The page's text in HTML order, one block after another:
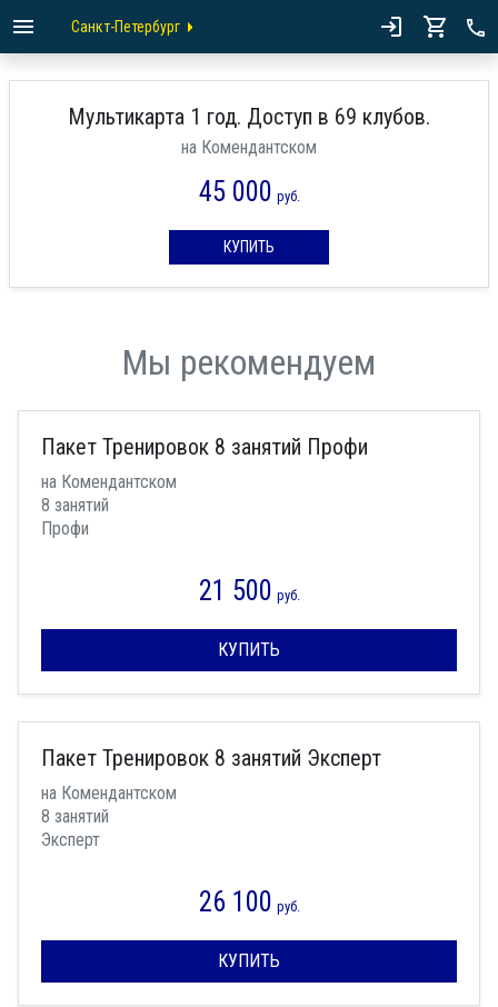
Санкт-Петербург
Мультикарта 1 год. Доступ в 69 клубов.
на Комендантском
45 000 руб.
КУПИТЬ
Мы рекомендуем
Пакет Тренировок 8 занятий Профи
на Комендантском
8 занятий
Профи
21 500 руб.
КУПИТЬ
Пакет Тренировок 8 занятий Эксперт
на Комендантском
8 занятий
Эксперт
26 100 руб.
КУПИТЬ